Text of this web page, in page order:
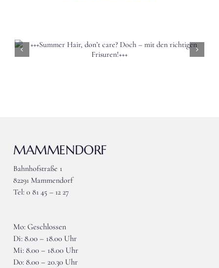
in
MAMMENDORF
Bahnhofstraße 1
82291 Mammendorf
Tel: 0 81 45 – 12 27
Mo: Geschlossen
Di: 8.00 – 18.00 Uhr
Mi: 8.00 – 18.00 Uhr
Do: 8.00 – 20.30 Uhr